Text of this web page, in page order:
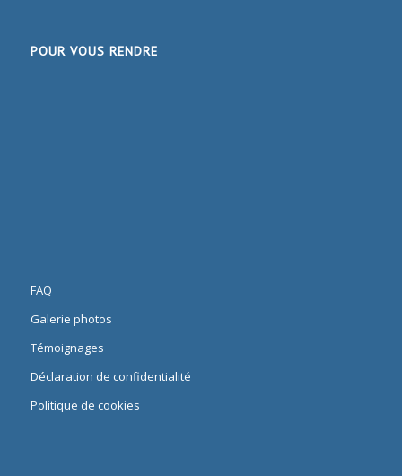
POUR VOUS RENDRE
FAQ
Galerie photos
Témoignages
Déclaration de confidentialité
Politique de cookies